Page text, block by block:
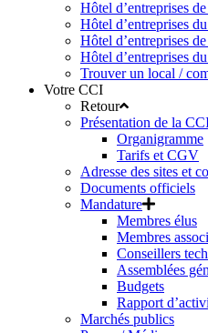
Hôtel d’entreprises
Hôtel d’entreprises
Hôtel d’entreprises
Hôtel d’entreprises
Trouver un local /
Votre CCI
Retour
Présentation de la
Organigramme
Tarifs et CGV
Adresse des sites et
Documents officiels
Mandature
Membres élus
Membres
Conseillers
Assemblées
Budgets
Rapport
Marchés publics